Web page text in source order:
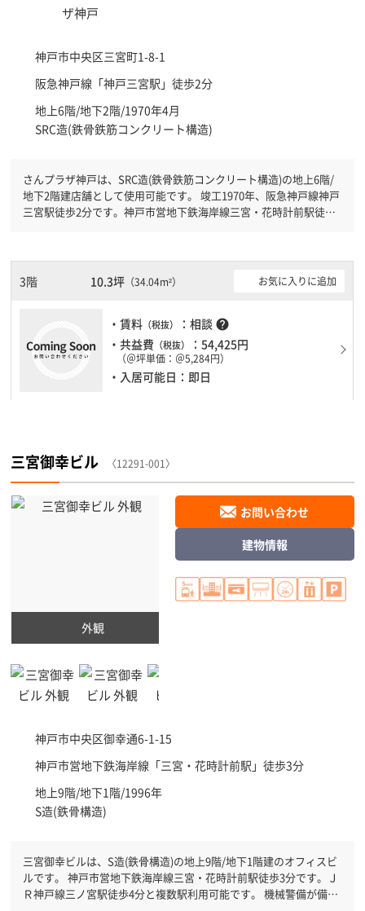
神戸市中央区三宮町1-8-1
阪急神戸線「神戸三宮駅 」徒歩2分
地上6階/地下2階/1970年4月
SRC造(鉄骨鉄筋コンクリート構造)
さんプラザ神戸は、SRC造(鉄骨鉄筋コンクリート構造)の地上6階/
地下2階建店舗として使用可能です。 竣工1970年、阪急神戸線神戸
三宮駅徒歩2分です。神戸市営地下鉄海岸線三宮・花時計前駅徒歩3
かかりません。
3階 10.3坪（34.04m²） お気に入りに追加
・賃料 （税抜） ：相談 help
・共益費 （税抜） ：54,425円
（＠坪単価：＠5,284円）
・入居可能日：即日
三宮御幸ビル 〈12291-001〉
外観
神戸市中央区御幸通6-1-15
神戸市営地下鉄海岸線「三宮・花時計前駅 」徒歩3分
地上9階/地下1階/1996年
S造(鉄骨構造)
お問い合わせ
建物情報
三宮御幸ビルは、S造(鉄骨構造)の地上9階/地下1階建のオフィスビ
ルです。 神戸市営地下鉄海岸線三宮・花時計前駅徒歩3分です。Ｊ
Ｒ神戸線三ノ宮駅徒歩4分と複数駅利用可能です。 機械警備が備わ